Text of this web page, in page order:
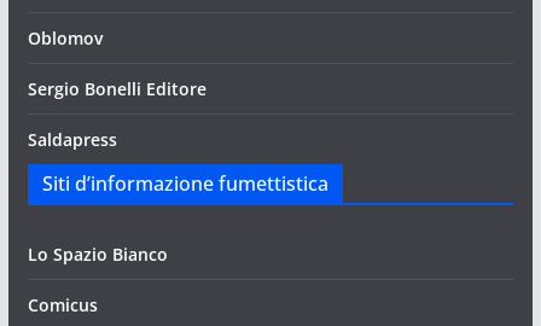
Oblomov
Sergio Bonelli Editore
Saldapress
Siti d’informazione fumettistica
Lo Spazio Bianco
Comicus